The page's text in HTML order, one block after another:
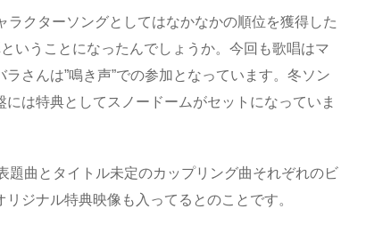
ラクターソングとしてはなかなかの順位を獲得した
いうことになったんでしょうか。今回も歌唱はマ
さんは”鳴き声”での参加となっています。冬ソン
は特典としてスノードームがセットになっていま
題曲とタイトル未定のカップリング曲それぞれのビ
ジナル特典映像も入ってるとのことです。